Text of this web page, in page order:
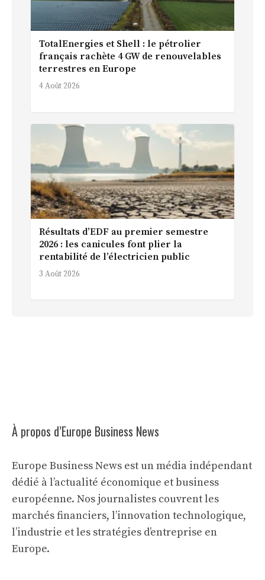
TotalEnergies et Shell : le pétrolier
français rachète 4 GW de renouvelables
terrestres en Europe
4 Août 2026
Résultats d’EDF au premier semestre
2026 : les canicules font plier la
rentabilité de l’électricien public
3 Août 2026
À propos d’Europe Business News
Europe Business News est un média indépendant
dédié à l’actualité économique et business
européenne. Nos journalistes couvrent les
marchés financiers, l’innovation technologique,
l’industrie et les stratégies d’entreprise en
Europe.